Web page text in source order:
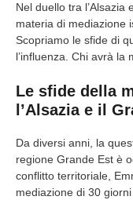
Nel duello tra l’Alsazia
materia di mediazione
Scopriamo le sfide di
l’influenza. Chi avrà la
Le sfide della
l’Alsazia e il
Da diversi anni, la
regione Grande Est è
conflitto territoriale,
mediazione di 30